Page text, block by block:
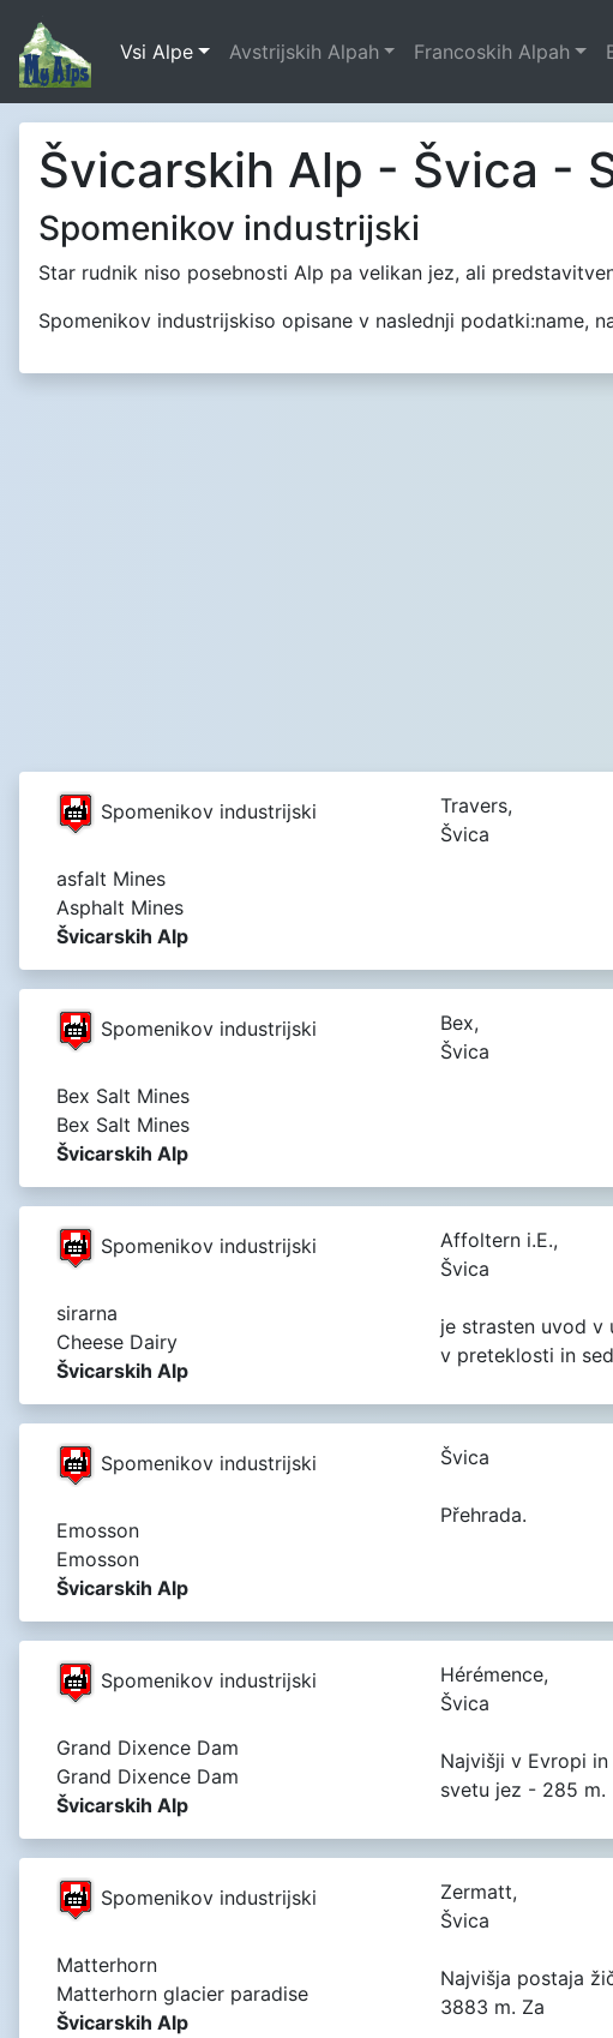
Vsi Alpe Avstrijskih Alpah Francoskih Alpah
Švicarskih Alp - Švica -
Spomenikov industrijski
Star rudnik niso posebnosti Alp pa velikan jez, ali
Spomenikov industrijskiso opisane v naslednji podatki:name,
Spomenikov industrijski
asfalt Mines
Asphalt Mines
Švicarskih Alp
Travers,
Švica
Spomenikov industrijski
Bex Salt Mines
Bex Salt Mines
Švicarskih Alp
Bex,
Švica
Spomenikov industrijski
sirarna
Cheese Dairy
Švicarskih Alp
Affoltern i.E.,
Švica
je strasten uvod v
v preteklosti in
Spomenikov industrijski
Emosson
Emosson
Švicarskih Alp
Švica
Přehrada.
Spomenikov industrijski
Grand Dixence Dam
Grand Dixence Dam
Švicarskih Alp
Hérémence,
Švica
Najvišji v Evropi
svetu jez - 285 m.
Spomenikov industrijski
Matterhorn
Matterhorn glacier paradise
Švicarskih Alp
Zermatt,
Švica
Najvišja postaja
3883 m. Za